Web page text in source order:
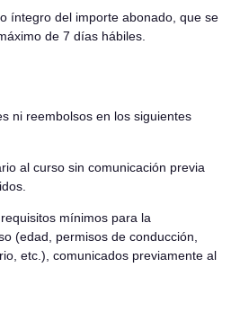
íntegro del importe abonado, que se
de 7 días hábiles.
ni reembolsos en los siguientes
al curso sin comunicación previa
mínimos para la
(edad, permisos de conducción,
etc.), comunicados previamente al